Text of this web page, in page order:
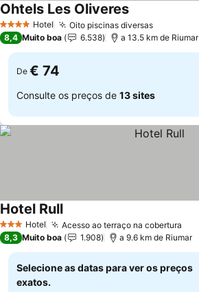
4 EstrelasHotel Oito piscinas diversas
Ohtels Les Oliveres
8,4 Muito boa 6.538 a 13.5 km de Riumar
De € 74
Consulte os preços de 13 sites
3 EstrelasHotel Acesso ao terraço na cobertura
Hotel Rull
8,3 Muito boa 1.908 a 9.6 km de Riumar
Selecione as datas para ver os preços
exatos.